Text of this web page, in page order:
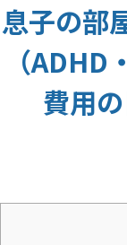
息子の部
（
費用